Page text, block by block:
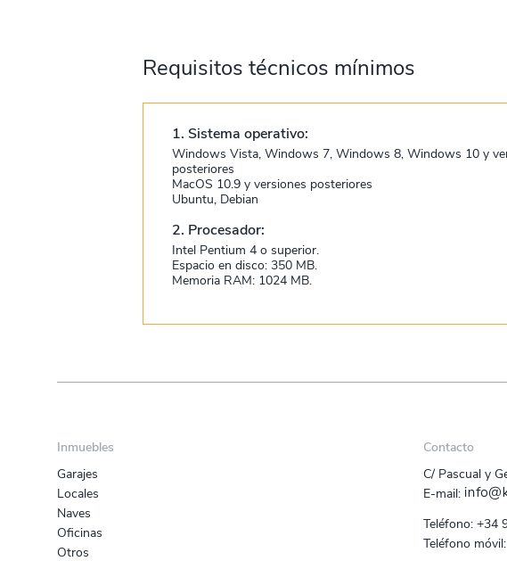
Requisitos técnicos mínimos
1. Sistema operativo:
Windows Vista, Windows 7, Windows 8, Windows 10 y
posteriores
MacOS 10.9 y versiones posteriores
Ubuntu, Debian
2. Procesador:
Intel Pentium 4 o superior.
Espacio en disco: 350 MB.
Memoria RAM: 1024 MB.
Inmuebles
Garajes
Locales
Naves
Oficinas
Otros
Contacto
C/ Pascual y
E‑mail:
Teléfono: +34
Teléfono móvil: